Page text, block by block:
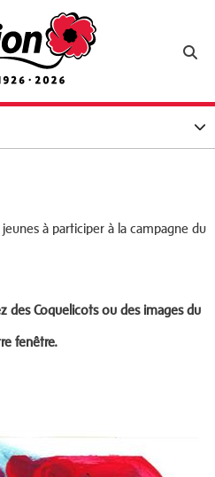
Legion
à participer à la campagne du
des Coquelicots ou des images du
fenêtre.